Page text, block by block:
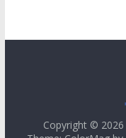
Copyright © 2026